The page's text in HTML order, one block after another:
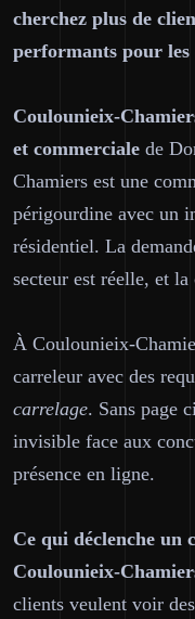
cherchez plus de
performants pour
Coulounieix-
et commerciale de
Chamiers est une
périgourdine avec un
résidentiel. La
secteur est réelle, et
À Coulounieix-
carreleur avec des
carrelage. Sans page
invisible face aux
présence en ligne.
Ce qui déclenche un
Coulounieix-
clients veulent voir